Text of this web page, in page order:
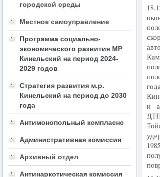
городской среды
Местное самоуправление
Программа социально-
экономического развития МР
Кинельский на период 2024-
2029 годов
Стратегия развития м.р.
Кинельский на период до 2030
года
Антимонопольный комплаенс
Административная комиссия
Архивный отдел
Антинаркотическая комиссия
и